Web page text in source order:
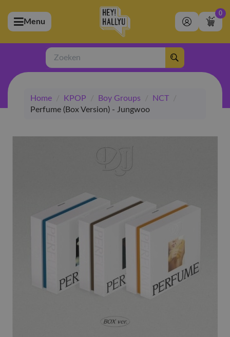
(Artiesten)
(Merchandise)
(Exclusive)
(Winkel)
Menu
0
Zoeken
Home / KPOP / Boy Groups / NCT
/
Perfume (Box Version) - Jungwoo